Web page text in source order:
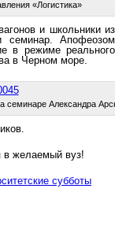
«Логистика»
и школьники из
семинар. Апофеозом
в режиме реального
в Черном море.
семинаре Александра
в желаемый вуз!
субботы